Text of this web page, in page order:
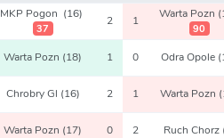
MKP Pogon (16)
37
2 1 Warta Pozn
90
Warta Pozn (18) 1 0 Odra Opole
Chrobry Gl (16) 2 1 Warta Pozn
Warta Pozn (17) 0 2 Ruch Chorz